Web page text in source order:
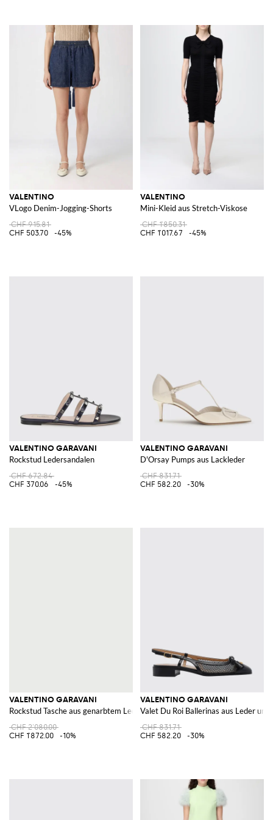
VALENTINO
VLogo Denim-Jogging-Shorts
CHF 915.81
CHF 503.70
-45%
VALENTINO
Mini-Kleid aus Stretch-Viskose
CHF 1'850.31
CHF 1'017.67
-45%
VALENTINO GARAVANI
Rockstud Ledersandalen
CHF 672.84
CHF 370.06
-45%
VALENTINO GARAVANI
D'Orsay Pumps aus Lackleder
CHF 831.71
CHF 582.20
-30%
VALENTINO GARAVANI
Rockstud Tasche aus genarbtem Leder
CHF 2'080.00
CHF 1'872.00
-10%
VALENTINO GARAVANI
Valet Du Roi Ballerinas aus Leder
CHF 831.71
CHF 582.20
-30%